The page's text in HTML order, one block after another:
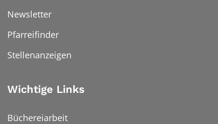
Newsletter
Pfarreifinder
Stellenanzeigen
Wichtige Links
Büchereiarbeit